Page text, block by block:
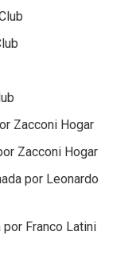
Zacconi Hogar
Zacconi Hogar
por Leonardo
Franco Latini